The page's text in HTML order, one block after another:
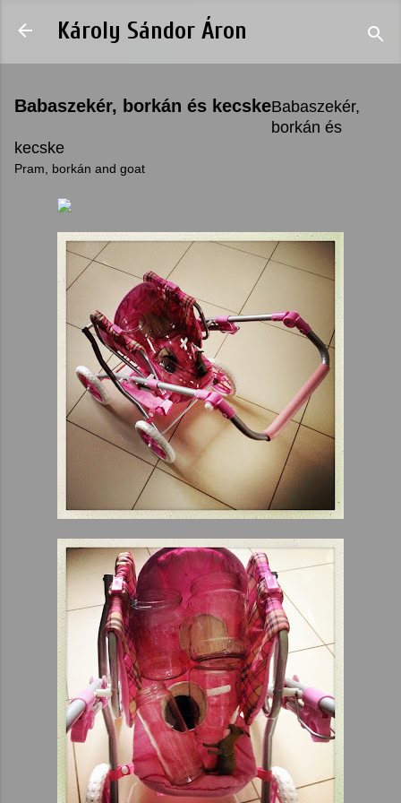
Skip to main content
Károly Sándor Áron
Babaszekér, borkán és kecskeBabaszekér,
borkán és
kecske
Pram, borkán and goat